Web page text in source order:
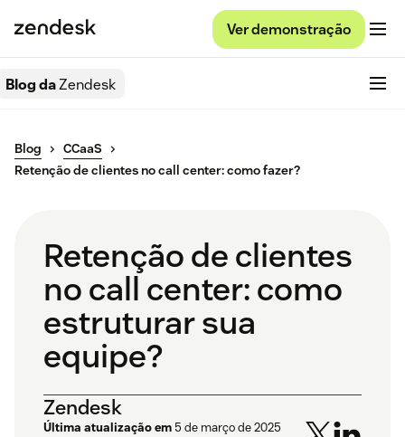
Ver demonstração
Blog daZendesk
Blog
CCaaS
Retenção de clientes no call center: como fazer?
Retenção de clientes
no call center: como
estruturar sua
equipe?
Zendesk
Última atualização em5 de março de 2025